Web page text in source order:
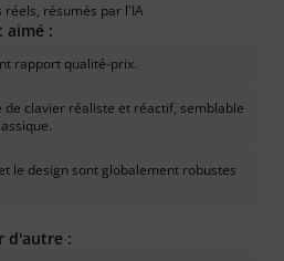
réels, résumés par l'IA
aimé :
rapport qualité-prix.
de clavier réaliste et réactif, semblable
le design sont globalement robustes
d'autre :